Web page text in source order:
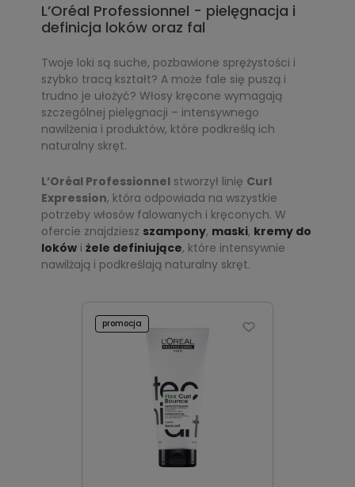
L’Oréal Professionnel - pielęgnacja i
definicja loków oraz fal
Twoje loki są suche, pozbawione sprężystości i
szybko tracą kształt? A może fale się puszą i
trudno je ułożyć? Włosy kręcone wymagają
szczególnej pielęgnacji – intensywnego
nawilżenia i produktów, które podkreślą ich
naturalny skręt.
L’Oréal Professionnel stworzył linię Curl
Expression, która odpowiada na wszystkie
potrzeby włosów falowanych i kręconych. W
ofercie znajdziesz szampony, maski, kremy do
loków i żele definiujące, które intensywnie
nawilżają i podkreślają naturalny skręt.
promocja